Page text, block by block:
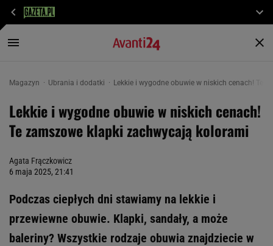
Magazyn Ubrania i dodatki Lekkie i wygodne obuwie w niskich cenach! Te
Lekkie i wygodne obuwie w niskich cenach!
Te zamszowe klapki zachwycają kolorami
Agata Frączkowicz
6 maja 2025, 21:41
Podczas ciepłych dni stawiamy na lekkie i
przewiewne obuwie. Klapki, sandały, a może
baleriny? Wszystkie rodzaje obuwia znajdziecie w